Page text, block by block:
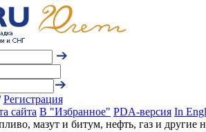
Регистрация
сайта В "Избранное" PDA-версия In
мазут и битум, нефть, газ и другие